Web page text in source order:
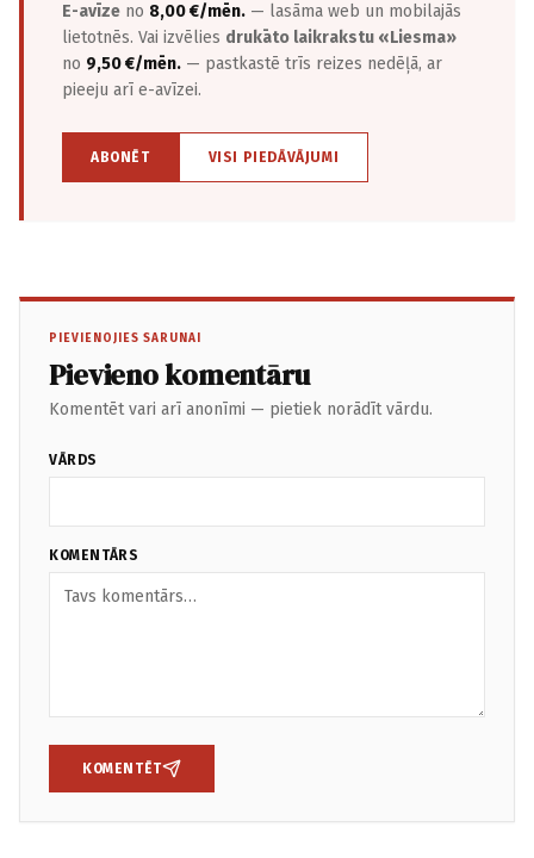
E-avīze no 8,00 €/mēn. — lasāma web un mobilajās
lietotnēs. Vai izvēlies drukāto laikrakstu «Liesma»
no 9,50 €/mēn. — pastkastē trīs reizes nedēļā, ar
pieeju arī e-avīzei.
ABONĒT VISI PIEDĀVĀJUMI
PIEVIENOJIES SARUNAI
Pievieno komentāru
Komentēt vari arī anonīmi — pietiek norādīt vārdu.
VĀRDS
KOMENTĀRS
KOMENTĒT